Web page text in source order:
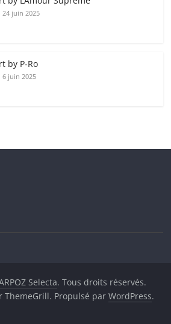
24 juin 2025
by P‑Ro
6 juin 2025
Selecta. Tous droits réservés.
ThemeGrill. Propulsé parWordPress.